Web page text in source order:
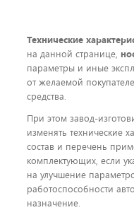
Технические
на данной странице,
параметры и иные
от желаемой
средства.
При этом завод-
изменять технические
состав и перечень
комплектующих, если
на улучшение
работоспособности
назначение.